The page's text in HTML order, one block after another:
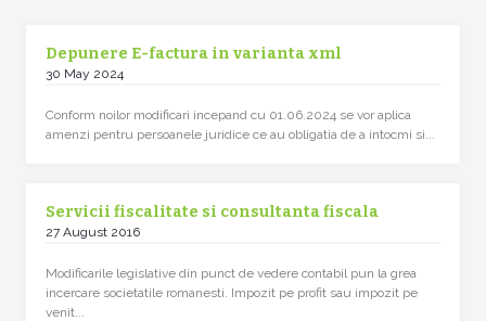
Depunere E-factura in varianta xml
30 May 2024
Conform noilor modificari incepand cu 01.06.2024 se vor aplica
amenzi pentru persoanele juridice ce au obligatia de a intocmi si...
Servicii fiscalitate si consultanta fiscala
27 August 2016
Modificarile legislative din punct de vedere contabil pun la grea
incercare societatile romanesti. Impozit pe profit sau impozit pe
venit...